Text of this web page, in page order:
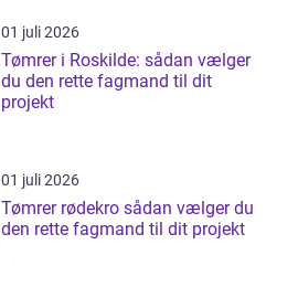
01 juli 2026
Tømrer i Roskilde: sådan vælger
du den rette fagmand til dit
projekt
01 juli 2026
Tømrer rødekro sådan vælger du
den rette fagmand til dit projekt